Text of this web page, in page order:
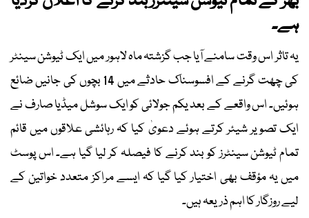
ہے۔
یہ تاثر اس وقت سامنے آیا جب گزشتہ ماہ لاہور میں ایک ٹیوشن سینٹر
کی چھت گرنے کے افسوسناک حادثے میں 14 بچوں کی جانیں ضائع
ہوئیں۔ اس واقعے کے بعد یکم جولائی کو ایک سوشل میڈیا صارف نے
ایک تصویر شیئر کرتے ہوئے دعویٰ کیا کہ رہائشی علاقوں میں قائم
تمام ٹیوشن سینٹرز کو بند کرنے کا فیصلہ کر لیا گیا ہے۔ اس پوسٹ
میں یہ مؤقف بھی اختیار کیا گیا کہ ایسے مراکز متعدد خواتین کے
لیے روزگار کا اہم ذریعہ ہیں۔